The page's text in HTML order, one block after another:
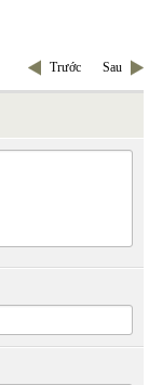
Trước Sau